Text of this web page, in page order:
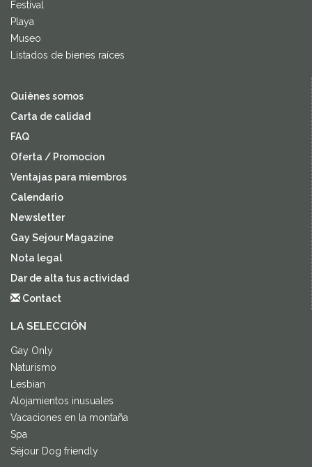
Festival
Playa
Museo
Listados de bienes raíces
Quiènes somos
Carta de calidad
FAQ
Oferta / Promocion
Ventajas para miembros
Calendario
Newsletter
Gay Sejour Magazine
Nota legal
Dar de alta tus actividad
Contact
LA SELECCIÓN
Gay Only
Naturismo
Lesbian
Alojamientos inusuales
Vacaciones en la montaña
Spa
Séjour Dog friendly